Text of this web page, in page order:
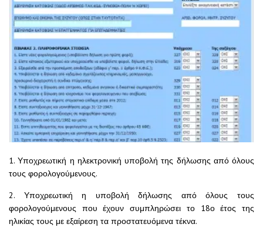
1. Υποχρεωτική η ηλεκτρονική υποβολή της δήλωσης από όλους
τους φορολογούμενους.
2. Υποχρεωτική η υποβολή δήλωσης από όλους τους
φορολογούμενους που έχουν συμπληρώσει το 18ο έτος της
ηλικίας τους με εξαίρεση τα προστατευόμενα τέκνα.